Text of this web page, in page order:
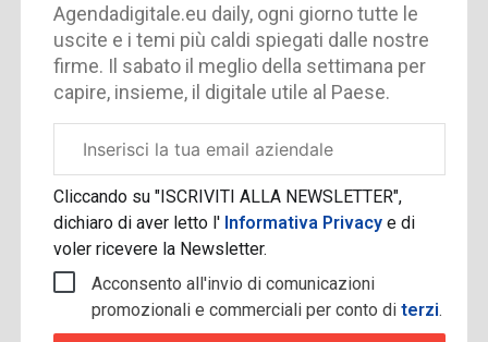
Agendadigitale.eu daily, ogni giorno tutte le
uscite e i temi più caldi spiegati dalle nostre
firme. Il sabato il meglio della settimana per
capire, insieme, il digitale utile al Paese.
aziendale
Cliccando su "ISCRIVITI ALLA NEWSLETTER",
dichiaro di aver letto l' Informativa Privacye di
voler ricevere la Newsletter.
Acconsento all'invio di comunicazioni
promozionali e commerciali per conto diterzi.